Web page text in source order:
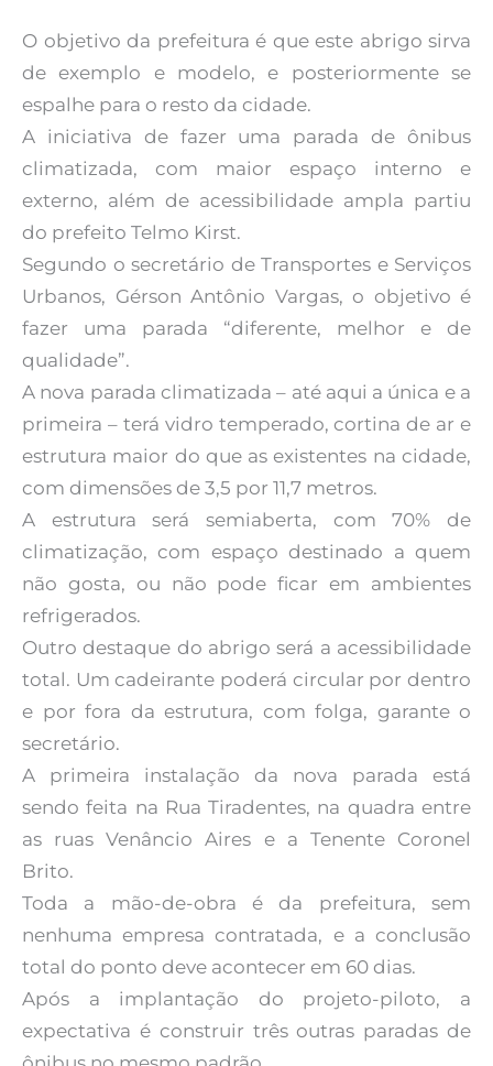
O objetivo da prefeitura é que este abrigo sirva
de exemplo e modelo, e posteriormente se
espalhe para o resto da cidade.
A iniciativa de fazer uma parada de ônibus
climatizada, com maior espaço interno e
externo, além de acessibilidade ampla partiu
do prefeito Telmo Kirst.
Segundo o secretário de Transportes e Serviços
Urbanos, Gérson Antônio Vargas, o objetivo é
fazer uma parada “diferente, melhor e de
qualidade”.
A nova parada climatizada – até aqui a única e a
primeira – terá vidro temperado, cortina de ar e
estrutura maior do que as existentes na cidade,
com dimensões de 3,5 por 11,7 metros.
A estrutura será semiaberta, com 70% de
climatização, com espaço destinado a quem
não gosta, ou não pode ficar em ambientes
refrigerados.
Outro destaque do abrigo será a acessibilidade
total. Um cadeirante poderá circular por dentro
e por fora da estrutura, com folga, garante o
secretário.
A primeira instalação da nova parada está
sendo feita na Rua Tiradentes, na quadra entre
as ruas Venâncio Aires e a Tenente Coronel
Brito.
Toda a mão-de-obra é da prefeitura, sem
nenhuma empresa contratada, e a conclusão
total do ponto deve acontecer em 60 dias.
Após a implantação do projeto-piloto, a
expectativa é construir três outras paradas de